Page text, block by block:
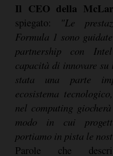
Il CEO della
spiegato:
"Le
Formula 1 sono
partnership con
capacità di innovare
stata una parte
ecosistema
nel computing
modo in cui
portiamo in pista le
Parole che